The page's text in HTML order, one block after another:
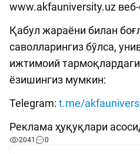
www.akfauniversity.uz
Қабул жараёни билан
саволларингиз бўлса,
ижтимоий
ёзишингиз мумкин:
Telegram: t.me/
Реклама ҳуқуқлари
2041 0